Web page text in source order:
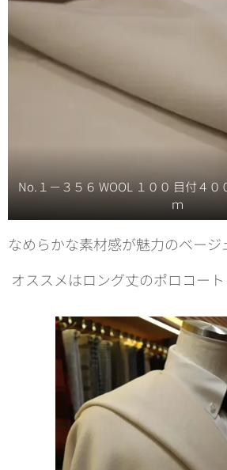
No.１－３５６ WOOL １００ 目付４０
ｍ
なめらかな素材感が魅力のベージ
オススメはロング丈のポロコート